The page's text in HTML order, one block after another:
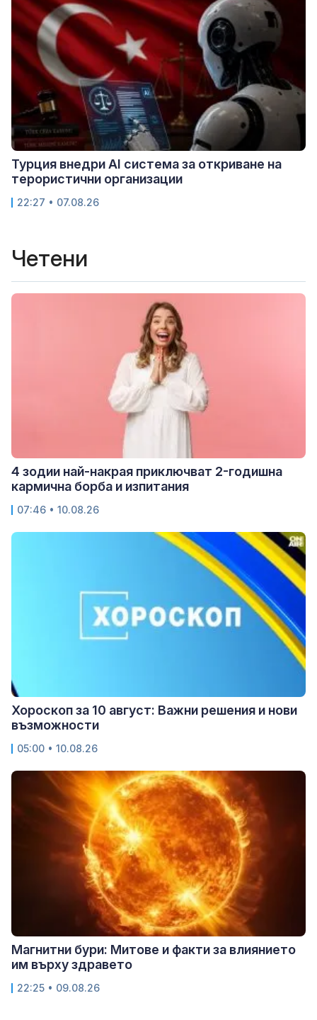
Турция внедри AI система за откриване на
терористични организации
22:27 • 07.08.26
Четени
4 зодии най-накрая приключват 2-годишна
кармична борба и изпитания
07:46 • 10.08.26
Хороскоп за 10 август: Важни решения и нови
възможности
05:00 • 10.08.26
Магнитни бури: Митове и факти за влиянието
им върху здравето
22:25 • 09.08.26